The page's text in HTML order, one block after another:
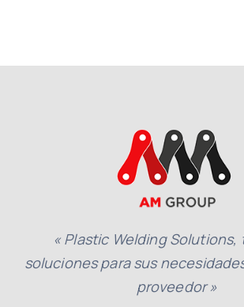
« Plastic Welding Solutions,
soluciones para sus
proveedor »